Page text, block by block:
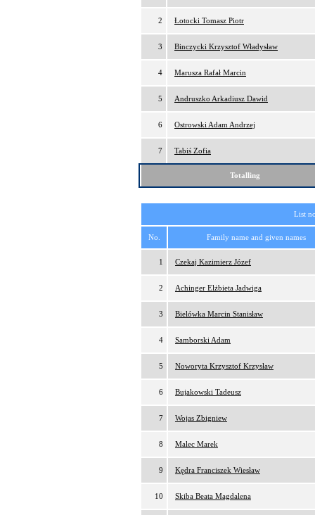
2 Łotocki Tomasz Piotr
3 Binczycki Krzysztof Władysław
4 Marusza Rafał Marcin
5 Andruszko Arkadiusz Dawid
6 Ostrowski Adam Andrzej
7 Tabiś Zofia
Totalling
List
No. Family name and given names
1 Czekaj Kazimierz Józef
2 Achinger Elżbieta Jadwiga
3 Bielówka Marcin Stanisław
4 Samborski Adam
5 Noworyta Krzysztof Krzysław
6 Bujakowski Tadeusz
7 Wojas Zbigniew
8 Malec Marek
9 Kędra Franciszek Wiesław
10 Skiba Beata Magdalena